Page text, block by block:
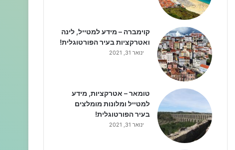
קוימברה – מידע למטייל, לינה
ואטרקציות בעיר הפורטוגלית!
ינואר 31, 2021
טומאר – אטרקציות, מידע
למטייל ומלונות מומלצים
בעיר הפורטוגלית!
ינואר 31, 2021